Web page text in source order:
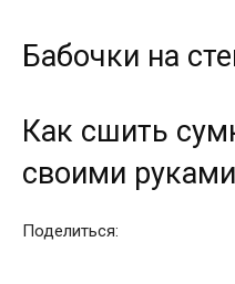
Бабочки на
Как сшить
своими
Поделиться: